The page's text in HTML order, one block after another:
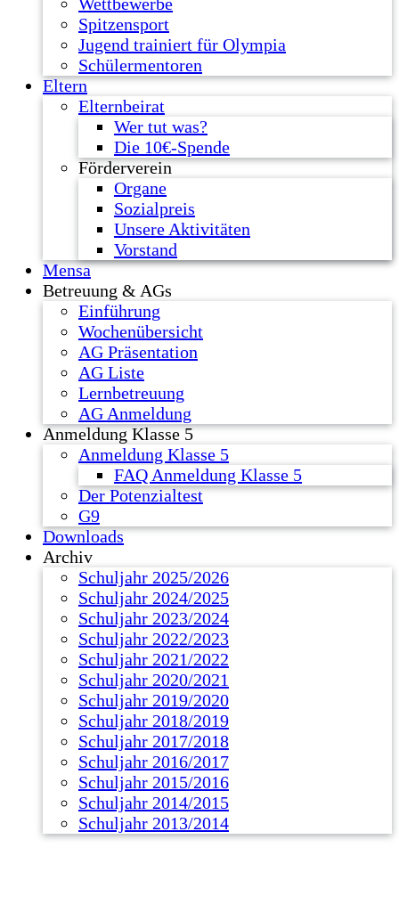
Spitzensport
Jugend trainiert für Olympia
Schülermentoren
Eltern
Elternbeirat
Wer tut was?
Die 10€-Spende
Förderverein
Organe
Sozialpreis
Unsere Aktivitäten
Vorstand
Mensa
Betreuung & AGs
Einführung
Wochenübersicht
AG Präsentation
AG Liste
Lernbetreuung
AG Anmeldung
Anmeldung Klasse 5
Anmeldung Klasse 5
FAQ Anmeldung Klasse 5
Der Potenzialtest
G9
Downloads
Archiv
Schuljahr 2025/2026
Schuljahr 2024/2025
Schuljahr 2023/2024
Schuljahr 2022/2023
Schuljahr 2021/2022
Schuljahr 2020/2021
Schuljahr 2019/2020
Schuljahr 2018/2019
Schuljahr 2017/2018
Schuljahr 2016/2017
Schuljahr 2015/2016
Schuljahr 2014/2015
Schuljahr 2013/2014